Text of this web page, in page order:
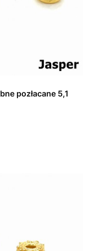
pozłacane 5,1